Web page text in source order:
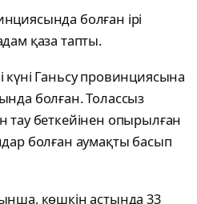
болған ірі
қаза тапты.
күні Ганьсу провинциясына
болған. Толассыз
тау беткейінен опырылған
болған аумақты басып
көшкін астында 33